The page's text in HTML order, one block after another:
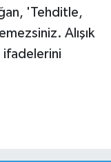
'Tehditle,
Alışık
ifadelerini